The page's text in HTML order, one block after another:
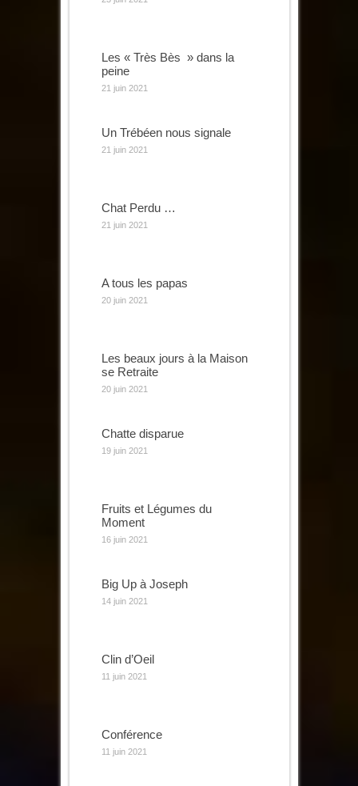
Les « Très Bès » dans la
peine
21 juin 2021
Un Trébéen nous signale
21 juin 2021
Chat Perdu …
21 juin 2021
A tous les papas
20 juin 2021
Les beaux jours à la Maison
se Retraite
20 juin 2021
Chatte disparue
19 juin 2021
Fruits et Légumes du
Moment
16 juin 2021
Big Up à Joseph
14 juin 2021
Clin d’Oeil
11 juin 2021
Conférence
11 juin 2021